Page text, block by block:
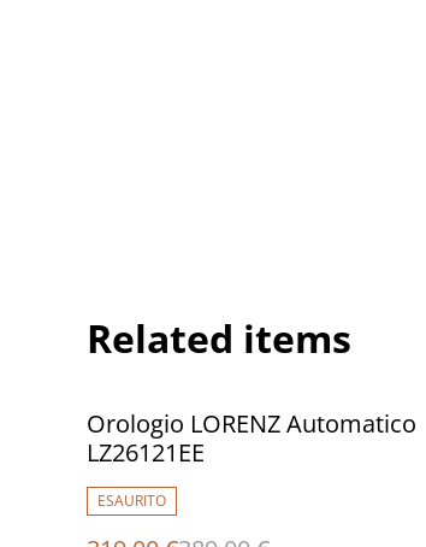
Related items
%
Orologio LORENZ Automatico
LZ26121EE
ESAURITO